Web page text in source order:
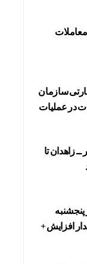
معاملات
سازمان
در عملیات
زاهدان تا
افزایش +